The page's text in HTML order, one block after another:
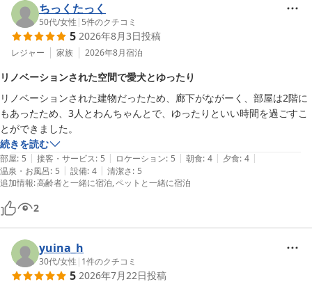
ちっくたっく
50代/女性 | 5件のクチコミ
5 2026年8月3日投稿
レジャー 家族 2026年8月宿泊
リノベーションされた空間で愛犬とゆったり
リノベーションされた建物だったため、廊下がながーく、部屋は2階に
もあったため、3人とわんちゃんとで、ゆったりといい時間を過ごすこ
とができました。
続きを読む
部屋: 5 | 接客・サービス: 5 | ロケーション: 5 | 朝食: 4 | 夕食: 4 |
温泉・お風呂: 5 | 設備: 4 | 清潔さ: 5
追加情報:高齢者と一緒に宿泊 ペットと一緒に宿泊
2
yuina_h
30代/女性 | 1件のクチコミ
5 2026年7月22日投稿